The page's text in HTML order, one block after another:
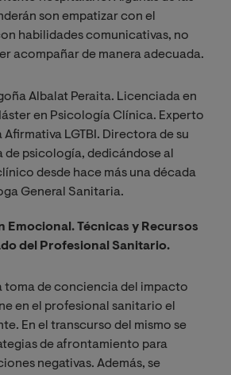
son empatizar con el
habilidades comunicativas, no
acompañar de manera adecuada.
Albalat Peraita. Licenciada en
en Psicología Clínica. Experto
LGTBI. Directora de su
de psicología, dedicándose al
desde hace más una década
General Sanitaria.
Emocional. Técnicas y Recursos
del Profesional Sanitario.
toma de conciencia del impacto
en el profesional sanitario el
En el transcurso del mismo se
de afrontamiento para
negativas. Además, se